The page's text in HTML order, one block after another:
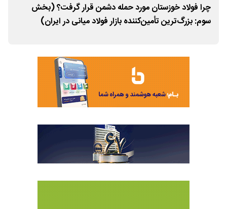
چرا فولاد خوزستان مورد حمله دشمن قرار گرفت؟ (بخش
سوم: بزرگ‌ترین تأمین‌کننده بازار فولاد میانی در ایران)